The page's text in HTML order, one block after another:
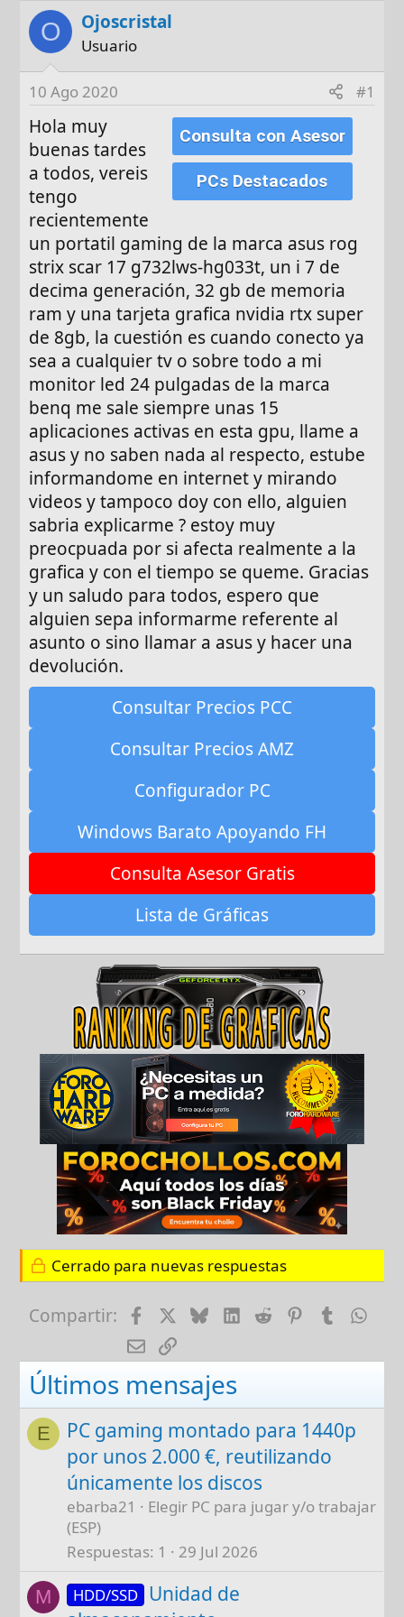
r
a
n
O Ojoscristal
Usuario
10 Ago 2020 #1
Consulta con Asesor
PCs Destacados
Hola muy
buenas tardes
a todos, vereis
tengo
recientemente
un portatil gaming de la marca asus rog
strix scar 17 g732lws-hg033t, un i 7 de
decima generación, 32 gb de memoria
ram y una tarjeta grafica nvidia rtx super
de 8gb, la cuestión es cuando conecto ya
sea a cualquier tv o sobre todo a mi
monitor led 24 pulgadas de la marca
benq me sale siempre unas 15
aplicaciones activas en esta gpu, llame a
asus y no saben nada al respecto, estube
informandome en internet y mirando
videos y tampoco doy con ello, alguien
sabria explicarme ? estoy muy
preocpuada por si afecta realmente a la
grafica y con el tiempo se queme. Gracias
y un saludo para todos, espero que
alguien sepa informarme referente al
asunto o sino llamar a asus y hacer una
devolución.
Consultar Precios PCC
Consultar Precios AMZ
Configurador PC
Windows Barato Apoyando FH
Consulta Asesor Gratis
Lista de Gráficas
Cerrado para nuevas respuestas
Compartir: FacebookBlueskyLinkedIn
RedditPinterest
Tumblr
E-mailEnlace
Últimos mensajes
E
PC gaming montado para 1440p
por unos 2.000 €, reutilizando
únicamente los discos
ebarba21
Elegir PC para jugar y/o trabajar
(ESP)
Respuestas 1 29 Jul 2026
M HDD/SSD Unidad de